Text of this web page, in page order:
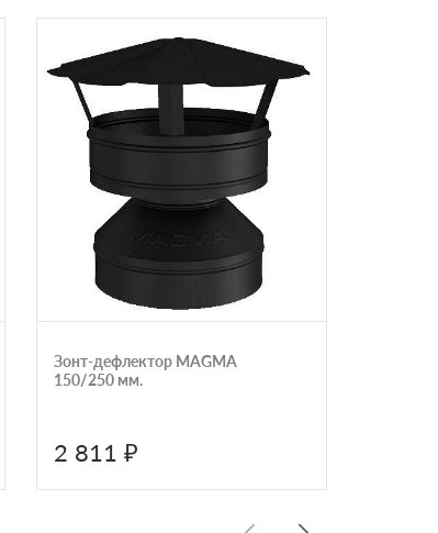
Зонт-дефлектор MAGMA
150/250 мм.
2 811 ₽